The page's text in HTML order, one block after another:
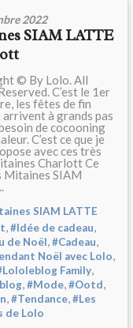
2022
SIAM LATTE
© By Lolo. All
C’est le 1er
les fêtes de fin
arrivent à grands pas
de cocooning
C’est ce que je
avec ces très
Charlott Ce
Mitaines SIAM
SIAM LATTE
,#Idée de cadeau,
de Noël,#Cadeau,
Noël avec Lolo,
Family,
,#Mode,#Ootd,
,#Tendance,#Les
de Lolo